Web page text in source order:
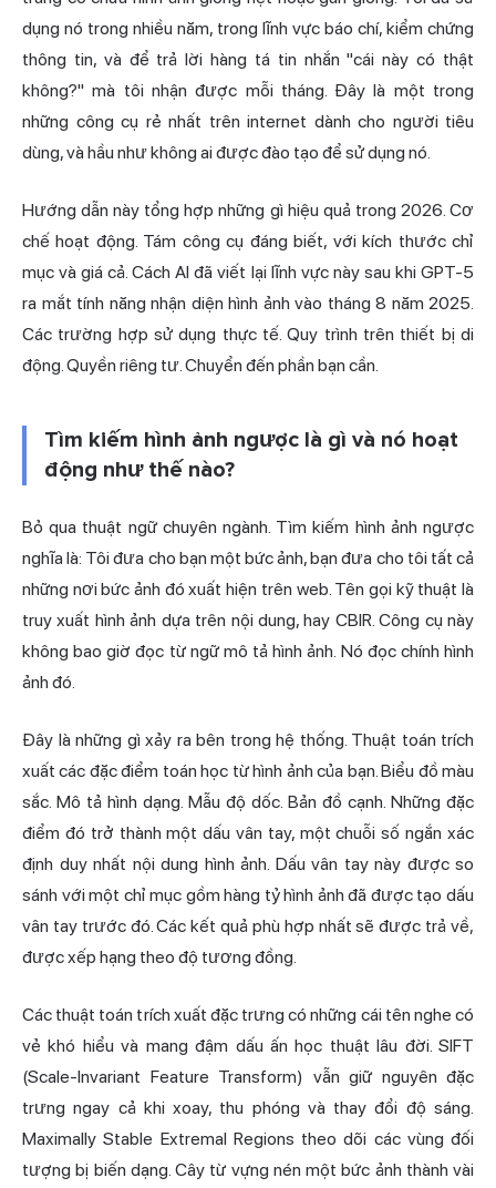
dụng nó trong nhiều năm, trong lĩnh vực báo chí, kiểm chứng
thông tin, và để trả lời hàng tá tin nhắn "cái này có thật
không?" mà tôi nhận được mỗi tháng. Đây là một trong
những công cụ rẻ nhất trên internet dành cho người tiêu
dùng, và hầu như không ai được đào tạo để sử dụng nó.
Hướng dẫn này tổng hợp những gì hiệu quả trong 2026. Cơ
chế hoạt động. Tám công cụ đáng biết, với kích thước chỉ
mục và giá cả. Cách AI đã viết lại lĩnh vực này sau khi GPT-5
ra mắt tính năng nhận diện hình ảnh vào tháng 8 năm 2025.
Các trường hợp sử dụng thực tế. Quy trình trên thiết bị di
động. Quyền riêng tư. Chuyển đến phần bạn cần.
Tìm kiếm hình ảnh ngược là gì và nó hoạt
động như thế nào?
Bỏ qua thuật ngữ chuyên ngành. Tìm kiếm hình ảnh ngược
nghĩa là: Tôi đưa cho bạn một bức ảnh, bạn đưa cho tôi tất cả
những nơi bức ảnh đó xuất hiện trên web. Tên gọi kỹ thuật là
truy xuất hình ảnh dựa trên nội dung, hay CBIR. Công cụ này
không bao giờ đọc từ ngữ mô tả hình ảnh. Nó đọc chính hình
ảnh đó.
Đây là những gì xảy ra bên trong hệ thống. Thuật toán trích
xuất các đặc điểm toán học từ hình ảnh của bạn. Biểu đồ màu
sắc. Mô tả hình dạng. Mẫu độ dốc. Bản đồ cạnh. Những đặc
điểm đó trở thành một dấu vân tay, một chuỗi số ngắn xác
định duy nhất nội dung hình ảnh. Dấu vân tay này được so
sánh với một chỉ mục gồm hàng tỷ hình ảnh đã được tạo dấu
vân tay trước đó. Các kết quả phù hợp nhất sẽ được trả về,
được xếp hạng theo độ tương đồng.
Các thuật toán trích xuất đặc trưng có những cái tên nghe có
vẻ khó hiểu và mang đậm dấu ấn học thuật lâu đời. SIFT
(Scale-Invariant Feature Transform) vẫn giữ nguyên đặc
trưng ngay cả khi xoay, thu phóng và thay đổi độ sáng.
Maximally Stable Extremal Regions theo dõi các vùng đối
tượng bị biến dạng. Cây từ vựng nén một bức ảnh thành vài